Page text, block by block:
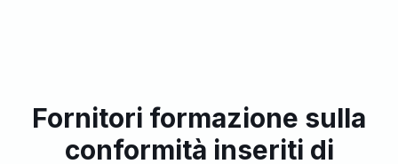
Fornitori formazione sulla
conformità inseriti di